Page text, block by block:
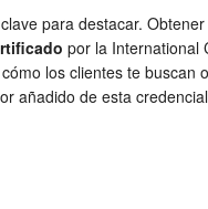
para destacar.
por la International
los clientes te
añadido de esta